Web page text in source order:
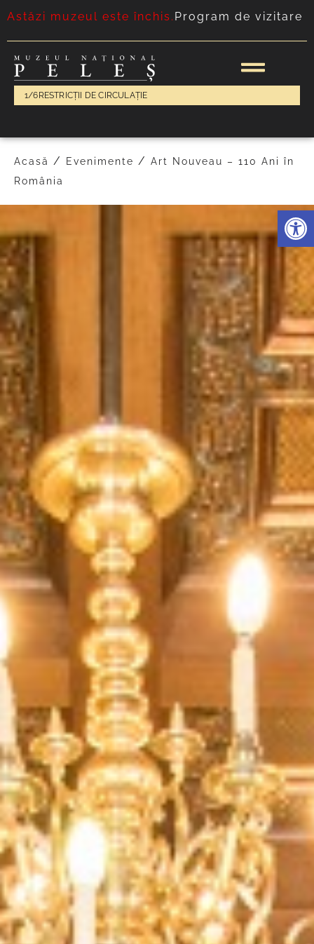
Astăzi muzeul este închis. Program de vizitare
1/6 RESTRICȚII DE CIRCULAȚIE
Acasă / Evenimente / Art Nouveau – 110 Ani în
România